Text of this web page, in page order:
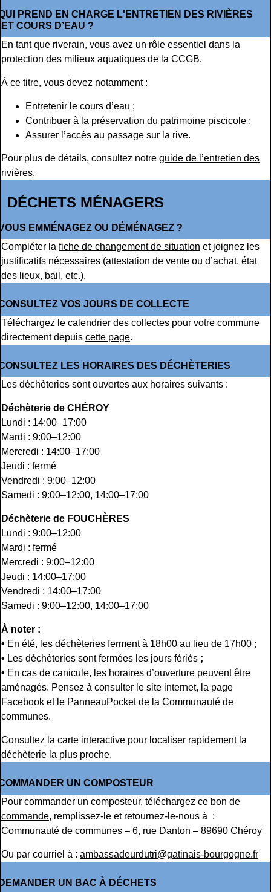
PREND EN CHARGE L'ENTRETIEN DES RIVIÈRES
ET COURS D’EAU ?
En tant que riverain, vous avez un rôle essentiel dans la
protection des milieux aquatiques de la CCGB.
À ce titre, vous devez notamment :
Entretenir le cours d’eau ;
Contribuer à la préservation du patrimoine piscicole ;
Assurer l’accès au passage sur la rive.
Pour plus de détails, consultez notre guide de l’entretien des
rivières.
DÉCHETS MÉNAGERS
EMMÉNAGEZ OU DÉMÉNAGEZ ?
Compléter la fiche de changement de situation et joignez les
justificatifs nécessaires (attestation de vente ou d’achat, état
des lieux, bail, etc.).
VOS JOURS DE COLLECTE
Téléchargez le calendrier des collectes pour votre commune
directement depuis cette page.
LES HORAIRES DES DÉCHÈTERIES
Les déchèteries sont ouvertes aux horaires suivants :
Déchèterie de CHÉROY
Lundi : 14:00–17:00
Mardi : 9:00–12:00
Mercredi : 14:00–17:00
Jeudi : fermé
Vendredi : 9:00–12:00
Samedi : 9:00–12:00, 14:00–17:00
Déchèterie de FOUCHÈRES
Lundi : 9:00–12:00
Mardi : fermé
Mercredi : 9:00–12:00
Jeudi : 14:00–17:00
Vendredi : 14:00–17:00
Samedi : 9:00–12:00, 14:00–17:00
À noter :
• En été, les déchèteries ferment à 18h00 au lieu de 17h00 ;
• Les déchèteries sont fermées les jours fériés ;
• En cas de canicule, les horaires d’ouverture peuvent être
aménagés. Pensez à consulter le site internet, la page
Facebook et le PanneauPocket de la Communauté de
communes.
Consultez la carte interactive pour localiser rapidement la
déchèterie la plus proche.
UN COMPOSTEUR
Pour commander un composteur, téléchargez ce bon de
commande, remplissez-le et retournez-le-nous à :
Communauté de communes – 6, rue Danton – 89690 Chéroy
Ou par courriel à : ambassadeurdutri@gatinais-bourgogne.fr
UN BAC À DÉCHETS